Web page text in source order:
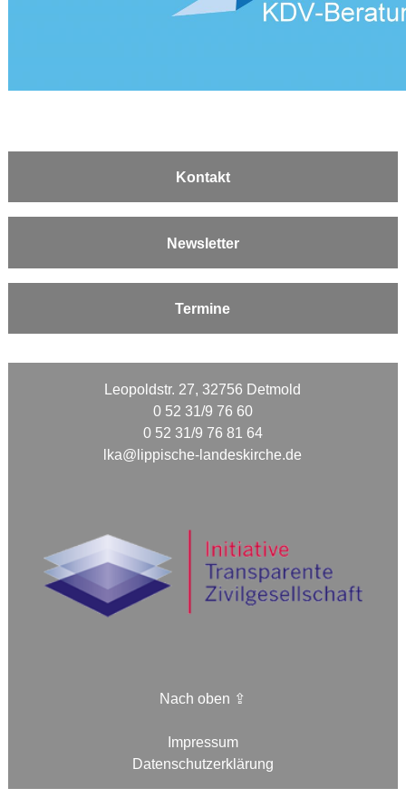
Kontakt
Newsletter
Termine
Leopoldstr. 27, 32756 Detmold
0 52 31/9 76 60
0 52 31/9 76 81 64
lka@lippische-landeskirche.de
Nach oben ⇪
Impressum
Datenschutzerklärung